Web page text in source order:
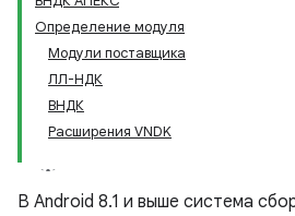
Определение модуля
Модули поставщика
ЛЛ-НДК
ВНДК
Расширения VNDK
В Android 8.1 и выше система